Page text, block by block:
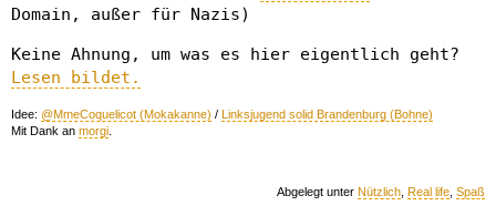
Domain, außer für Nazis)
Keine Ahnung, um was es hier eigentlich geht?
Lesen bildet.
Idee: @MmeCoquelicot (Mokakanne) / Linksjugend solid Brandenburg (Bohne)
Mit Dank an morgi
Abgelegt unter Nützlich Real life Spaß